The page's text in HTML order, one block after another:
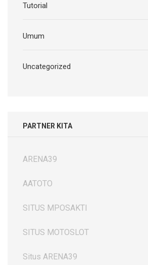
Tutorial
Umum
Uncategorized
PARTNER KITA
ARENA39
AATOTO
SITUS MPOSAKTI
SITUS MOTOSLOT
Situs ARENA39